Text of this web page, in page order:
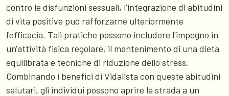
contro le disfunzioni sessuali, l'integrazione di abitudini
di vita positive può rafforzarne ulteriormente
l'efficacia. Tali pratiche possono includere l'impegno in
un'attività fisica regolare, il mantenimento di una dieta
equilibrata e tecniche di riduzione dello stress.
Combinando i benefici di Vidalista con queste abitudini
salutari, gli individui possono aprire la strada a un